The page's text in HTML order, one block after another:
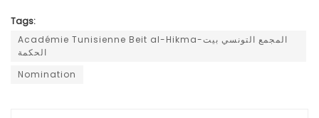
Tags:
Académie Tunisienne Beit al-Hikma-المجمع التونسي بيت
الحكمة
Nomination